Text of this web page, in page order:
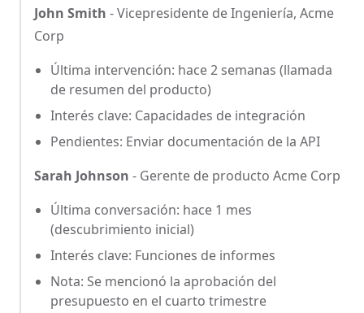
John Smith - Vicepresidente de Ingeniería, Acme
Corp
Última intervención: hace 2 semanas (llamada
de resumen del producto)
Interés clave: Capacidades de integración
Pendientes: Enviar documentación de la API
Sarah Johnson - Gerente de producto Acme Corp
Última conversación: hace 1 mes
(descubrimiento inicial)
Interés clave: Funciones de informes
Nota: Se mencionó la aprobación del
presupuesto en el cuarto trimestre